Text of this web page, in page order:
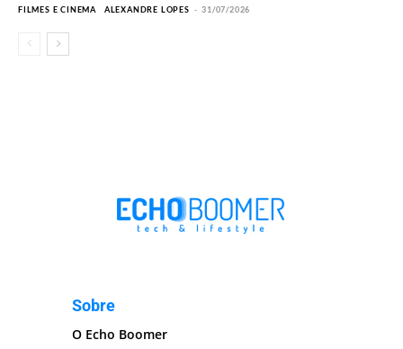
FILMES E CINEMA ALEXANDRE LOPES - 31/07/2026
Sobre
O Echo Boomer